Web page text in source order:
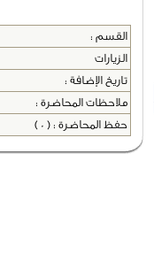
القسم :
الزيارات
تاريخ الإضافة :
ملاحظات المحاضرة :
حفظ المحاضرة : ( 0 )